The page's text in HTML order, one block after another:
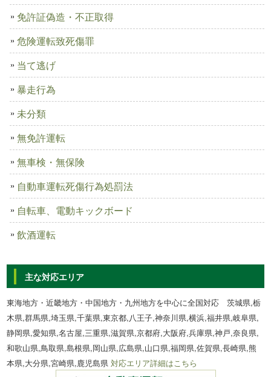
免許証偽造・不正取得
危険運転致死傷罪
当て逃げ
暴走行為
未分類
無免許運転
無車検・無保険
自動車運転死傷行為処罰法
自転車、電動キックボード
飲酒運転
主な対応エリア
東海地方・近畿地方・中国地方・九州地方を中心に全国対応 茨城県,栃
木県,群馬県,埼玉県,千葉県,東京都,八王子,神奈川県,横浜,福井県,岐阜県,
静岡県,愛知県,名古屋,三重県,滋賀県,京都府,大阪府,兵庫県,神戸,奈良県,
和歌山県,鳥取県,島根県,岡山県,広島県,山口県,福岡県,佐賀県,長崎県,熊
本県,大分県,宮崎県,鹿児島県対応エリア詳細はこちら